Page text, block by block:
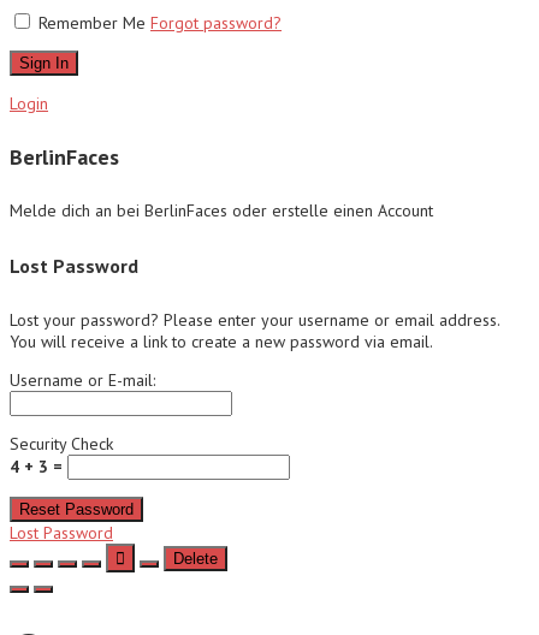
Remember Me Forgot password?
Sign In
Login
BerlinFaces
Melde dich an bei BerlinFaces oder erstelle einen Account
Lost Password
Lost your password? Please enter your username or email address.
You will receive a link to create a new password via email.
Username or E-mail:
Security Check
4 + 3 =
Reset Password
Lost Password
Delete